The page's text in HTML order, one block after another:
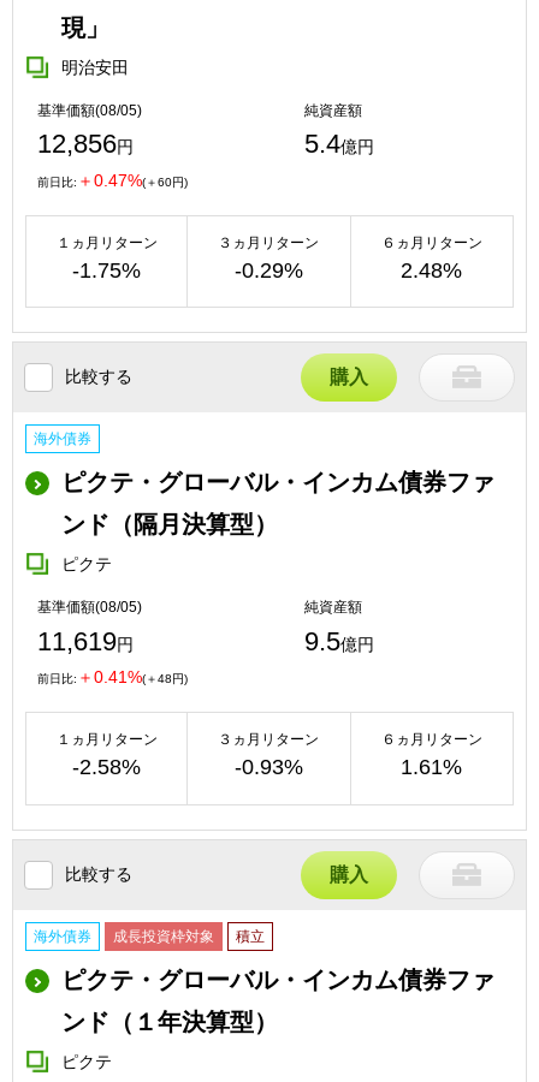
現」
明治安田
基準価額(08/05)
12,856円
純資産額
5.4億円
前日比: ＋0.47%(＋60円)
１ヵ月リターン
-1.75%
３ヵ月リターン
-0.29%
６ヵ月リターン
2.48%
比較する 購入
海外債券
ピクテ・グローバル・インカム債券ファ
ンド（隔月決算型）
ピクテ
基準価額(08/05)
11,619円
純資産額
9.5億円
前日比: ＋0.41%(＋48円)
１ヵ月リターン
-2.58%
３ヵ月リターン
-0.93%
６ヵ月リターン
1.61%
比較する 購入
海外債券 成長投資枠対象 積立
ピクテ・グローバル・インカム債券ファ
ンド（１年決算型）
ピクテ